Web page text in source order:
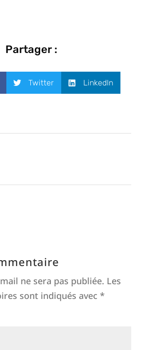
Partager :
Twitter LinkedIn
ne sera pas publiée. Les
sont indiqués avec *